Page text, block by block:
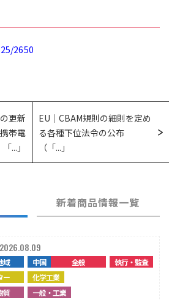
2650
更新
帯電
「...」
EU｜CBAM規則の細則を定め
る各種下位法令の公布
（「...」
新着商品情報一覧
域 中国 全般
執行・監査
ー
化学工業
質
一般・工業
2026.08.09